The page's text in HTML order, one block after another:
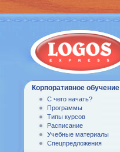
Корпоративное обучение
С чего начать?
Программы
Типы курсов
Расписание
Учебные материалы
Спецпредложения